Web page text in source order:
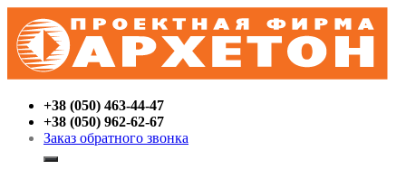
+38 (050) 463-44-47
+38 (050) 962-62-67
Заказ обратного звонка